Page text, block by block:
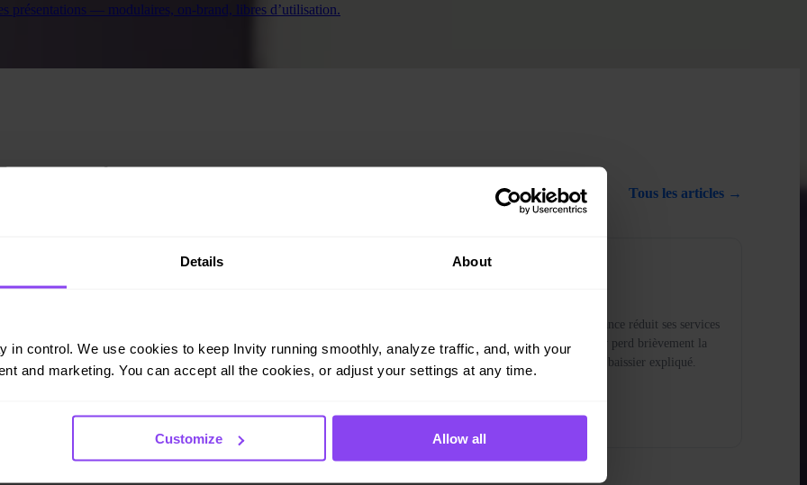
Details About
in control. We use cookies to keep Invity running smoothly, analyze traffic, and, with your
and marketing. You can accept all the cookies, or adjust your settings at any time.
Customize Allow all
présentations — modulaires, on-brand, libres d’utilisation.
Invity Tous les articles →
Turbo Achat : accumulez vos bitcoins 60
L'investissement régulier est l'un des moyens les plus
simples de constituer un portefeuille de bitcoins sur le long
Lire la suite →
NEWSLETTER
Sorties record des ETF Bitcoin, Binance réduit ses services
dans l'UE à cause de MiCA, Strategy perd brièvement la
parité avec ses bitcoins, et le marché baissier expliqué.
Lire la suite →